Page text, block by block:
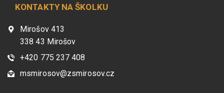
KONTAKTY NA ŠKOLKU
Mirošov 413
338 43 Mirošov
+420 775 237 408
msmirosov@zsmirosov.cz